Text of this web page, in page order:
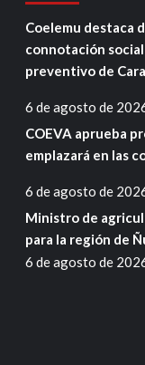
Coelemu destaca
connotación
preventivo de
6 de agosto de
COEVA aprueba
emplazará en las
6 de agosto de
Ministro de
para la región de
6 de agosto de